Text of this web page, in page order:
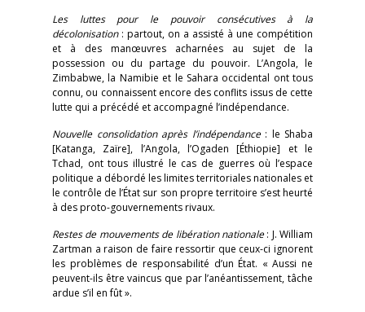
Les luttes pour le pouvoir consécutives à la
décolonisation : partout, on a assisté à une compétition
et à des manœuvres acharnées au sujet de la
possession ou du partage du pouvoir. L’Angola, le
Zimbabwe, la Namibie et le Sahara occidental ont tous
connu, ou connaissent encore des conflits issus de cette
lutte qui a précédé et accompagné l’indépendance.
Nouvelle consolidation après l’indépendance : le Shaba
[Katanga, Zaïre], l’Angola, l’Ogaden [Éthiopie] et le
Tchad, ont tous illustré le cas de guerres où l’espace
politique a débordé les limites territoriales nationales et
le contrôle de l’État sur son propre territoire s’est heurté
à des proto-gouvernements rivaux.
Restes de mouvements de libération nationale: J. William
Zartman a raison de faire ressortir que ceux-ci ignorent
les problèmes de responsabilité d’un État. « Aussi ne
peuvent-ils être vaincus que par l’anéantissement, tâche
ardue s’il en fût ».